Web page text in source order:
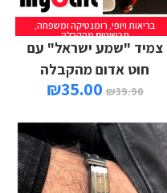
הוספה לסל
בריאות ויופי, רומנטיקה ומשפחה,
תכשיטים מהקבלה
צמיד "שמע ישראל" עם
חוט אדום מהקבלה
₪39.90
₪35.00